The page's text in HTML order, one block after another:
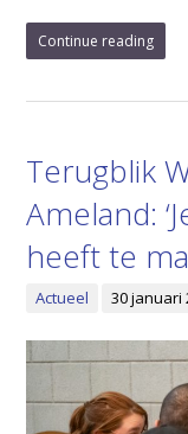
Continue reading
Terugblik
Ameland:
heeft te
Actueel 30 januari